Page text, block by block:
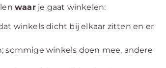
waarje gaat winkelen:
winkels dicht bij elkaar zitten en er
sommige winkels doen mee, andere